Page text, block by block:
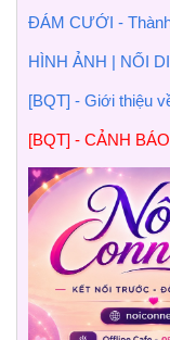
ĐÁM CƯỚI -
HÌNH ẢNH | NỐI
[BQT] - Giới thiệu
[BQT] - CẢNH